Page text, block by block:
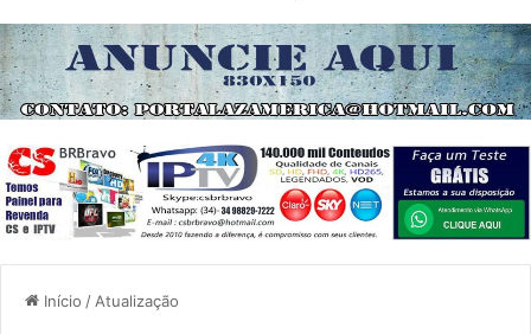
Início / Atualização